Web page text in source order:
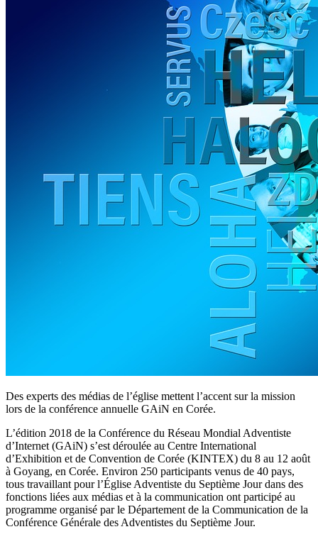
Des experts des médias de l’église mettent l’accent sur la mission
lors de la conférence annuelle GAiN en Corée.
L’édition 2018 de la Conférence du Réseau Mondial Adventiste
d’Internet (GAiN) s’est déroulée au Centre International
d’Exhibition et de Convention de Corée (KINTEX) du 8 au 12 août
à Goyang, en Corée. Environ 250 participants venus de 40 pays,
tous travaillant pour l’Église Adventiste du Septième Jour dans des
fonctions liées aux médias et à la communication ont participé au
programme organisé par le Département de la Communication de la
Conférence Générale des Adventistes du Septième Jour.